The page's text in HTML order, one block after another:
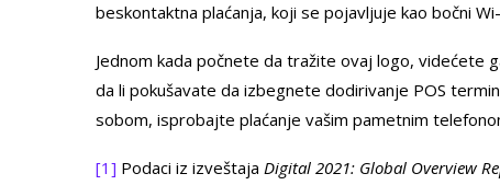
beskontaktna plaćanja, koji se pojavljuje kao bočni
Jednom kada počnete da tražite ovaj logo, videćete
da li pokušavate da izbegnete dodirivanje POS
sobom, isprobajte plaćanje vašim pametnim
[1] Podaci iz izveštaja Digital 2021: Global Overview